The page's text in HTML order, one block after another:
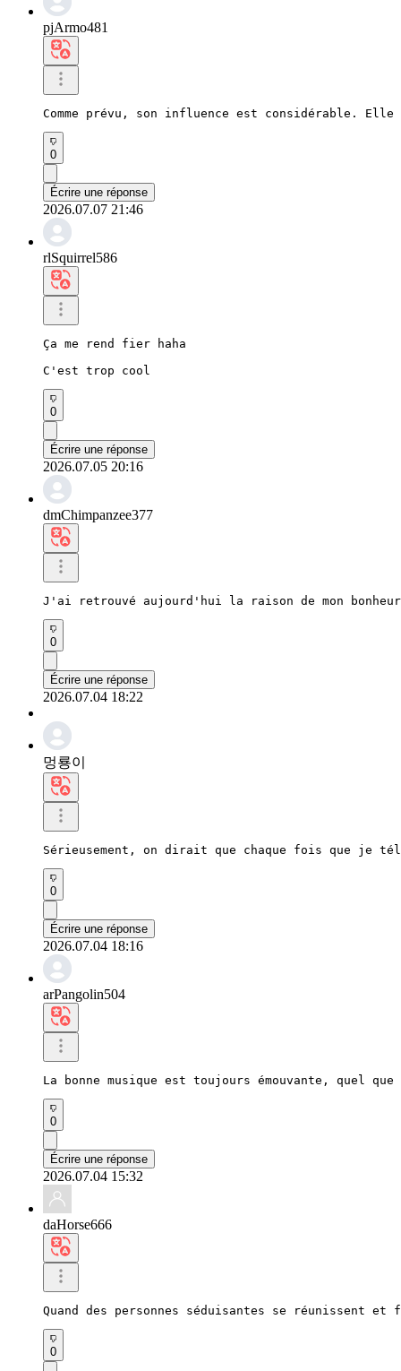
pjArmo481
Comme prévu, son influence est considérable. Elle
0
Écrire une réponse
2026.07.07 21:46
rlSquirrel586
Ça me rend fier haha
C'est trop cool
0
Écrire une réponse
2026.07.05 20:16
dmChimpanzee377
J'ai retrouvé aujourd'hui la raison de mon
0
Écrire une réponse
2026.07.04 18:22
멍룡이
Sérieusement, on dirait que chaque fois que je
0
Écrire une réponse
2026.07.04 18:16
arPangolin504
La bonne musique est toujours émouvante, quel
0
Écrire une réponse
2026.07.04 15:32
daHorse666
Quand des personnes séduisantes se réunissent
0